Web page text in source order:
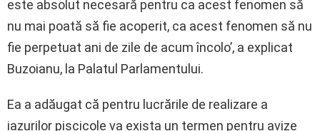
este absolut necesară pentru ca acest fenomen să
nu mai poată să fie acoperit, ca acest fenomen să nu
fie perpetuat ani de zile de acum încolo’, a explicat
Buzoianu, la Palatul Parlamentului.
Ea a adăugat că pentru lucrările de realizare a
iazurilor piscicole va exista un termen pentru avize